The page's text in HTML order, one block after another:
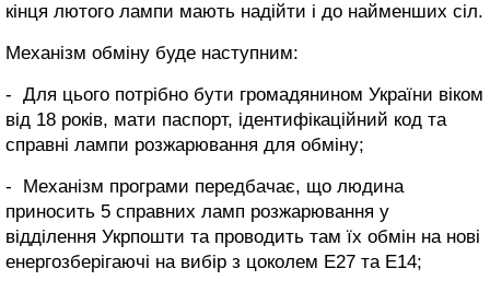
кінця лютого лампи мають надійти і до найменших сіл.
Механізм обміну буде наступним:
- Для цього потрібно бути громадянином України віком
від 18 років, мати паспорт, ідентифікаційний код та
справні лампи розжарювання для обміну;
- Механізм програми передбачає, що людина
приносить 5 справних ламп розжарювання у
відділення Укрпошти та проводить там їх обмін на нові
енергозберігаючі на вибір з цоколем Е27 та Е14;